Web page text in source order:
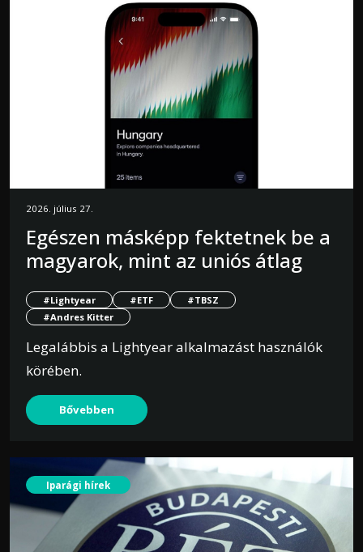
2026. július 27.
Egészen másképp fektetnek be a
magyarok, mint az uniós átlag
#Lightyear #ETF
#TBSZ
#Andres Kitter
Legalábbis a Lightyear alkalmazást használók
körében.
Bővebben
Iparági hírek